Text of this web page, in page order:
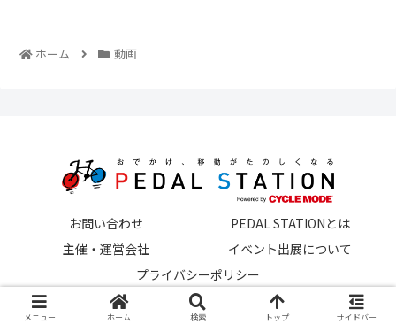
ホーム 動画
お問い合わせ
PEDAL STATIONとは
主催・運営会社
イベント出展について
プライバシーポリシー
© 2022 ペダルステーション.
メニュー ホーム 検索 トップ サイドバー